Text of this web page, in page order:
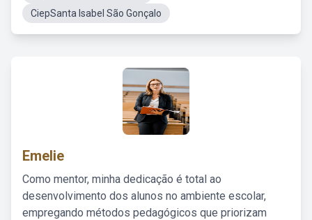
CiepSanta Isabel São Gonçalo
Emelie
Como mentor, minha dedicação é total ao
desenvolvimento dos alunos no ambiente escolar,
empregando métodos pedagógicos que priorizam